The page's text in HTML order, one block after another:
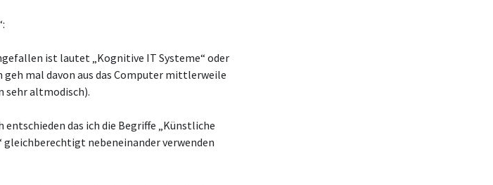
ist lautet „Kognitive IT Systeme“ oder
mal davon aus das Computer mittlerweile
sehr altmodisch).
entschieden das ich die Begriffe „Künstliche
nebeneinander verwenden